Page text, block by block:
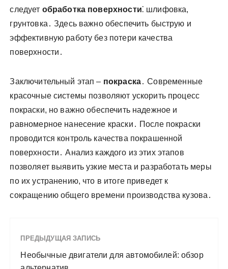
следует обработка поверхности⁚ шлифовка,
грунтовка․ Здесь важно обеспечить быструю и
эффективную работу без потери качества
поверхности․
Заключительный этап – покраска․ Современные
красочные системы позволяют ускорить процесс
покраски, но важно обеспечить надежное и
равномерное нанесение краски․ После покраски
проводится контроль качества покрашенной
поверхности․ Анализ каждого из этих этапов
позволяет выявить узкие места и разработать меры
по их устранению, что в итоге приведет к
сокращению общего времени производства кузова․
ПРЕДЫДУЩАЯ ЗАПИСЬ
Необычные двигатели для автомобилей: обзор